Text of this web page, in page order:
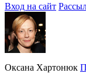
Вход на сайт
Оксана Хартонюк